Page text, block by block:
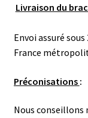
Livraison du
Envoi assuré
France
Préconisations :
Nous conseillons